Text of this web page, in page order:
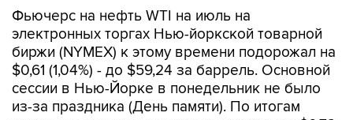
биржи (NYMEX) к этому времени подорожал на
$0,61 (1,04%) - до $59,24 за баррель. Основной
сессии в Нью-Йорке в понедельник не было
из-за праздника (День памяти). По итогам
торгов в пятницу контракт подорожал на $0,72
(1,24%) - до $58,63 за баррель.